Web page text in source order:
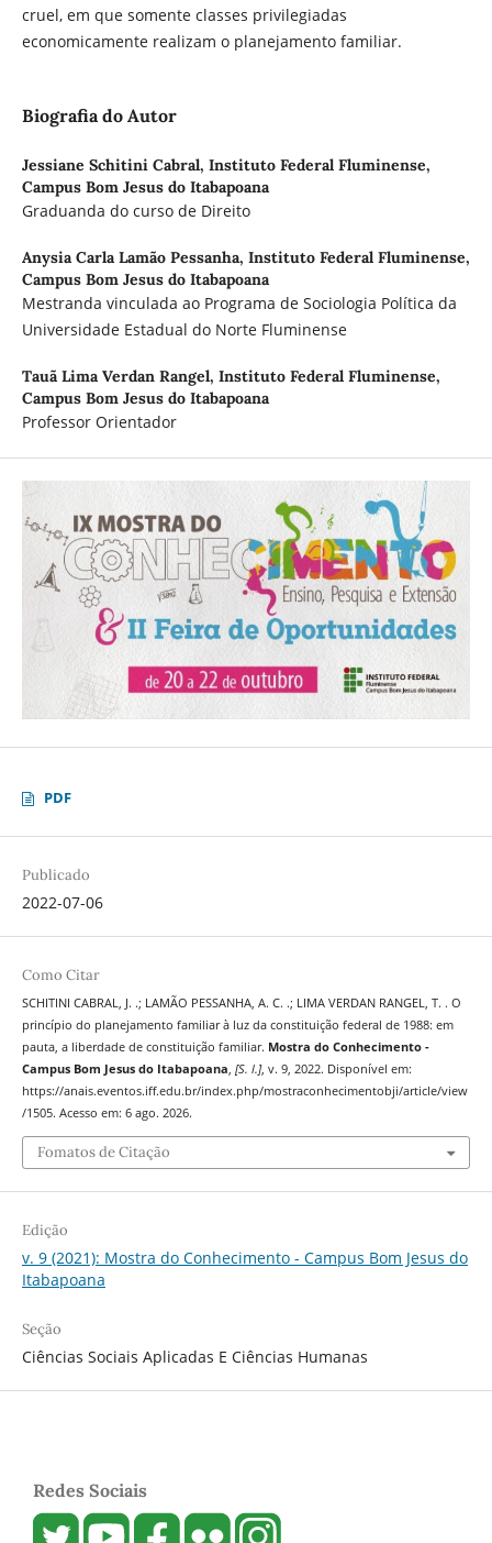
cruel, em que somente classes privilegiadas
economicamente realizam o planejamento familiar.
Biografia do Autor
Jessiane Schitini Cabral, Instituto Federal Fluminense,
Campus Bom Jesus do Itabapoana
Graduanda do curso de Direito
Anysia Carla Lamão Pessanha, Instituto Federal Fluminense,
Campus Bom Jesus do Itabapoana
Mestranda vinculada ao Programa de Sociologia Política da
Universidade Estadual do Norte Fluminense
Tauã Lima Verdan Rangel, Instituto Federal Fluminense,
Campus Bom Jesus do Itabapoana
Professor Orientador
PDF
Publicado
2022-07-06
Como Citar
SCHITINI CABRAL, J. .; LAMÃO PESSANHA, A. C. .; LIMA VERDAN RANGEL, T. . O
princípio do planejamento familiar à luz da constituição federal de 1988: em
pauta, a liberdade de constituição familiar. Mostra do Conhecimento -
Campus Bom Jesus do Itabapoana, [S. l.], v. 9, 2022. Disponível em:
https://anais.eventos.iff.edu.br/index.php/mostraconhecimentobji/article/view
/1505. Acesso em: 6 ago. 2026.
Fomatos de Citação
Edição
v. 9 (2021): Mostra do Conhecimento - Campus Bom Jesus do
Itabapoana
Seção
Ciências Sociais Aplicadas E Ciências Humanas
Redes Sociais